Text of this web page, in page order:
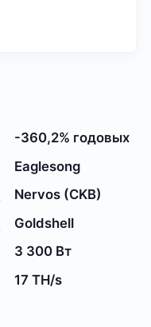
-360,2% годовых
Eaglesong
Nervos (CKB)
Goldshell
3 300 Вт
17 TH/s